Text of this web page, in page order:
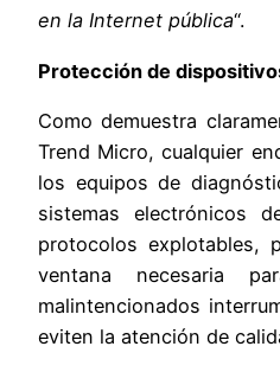
en la Internet pública“.
Protección de
Como demuestra
Trend Micro, cualquier
los equipos de
sistemas electrónicos
protocolos explotables,
ventana necesaria
malintencionados
eviten la atención de